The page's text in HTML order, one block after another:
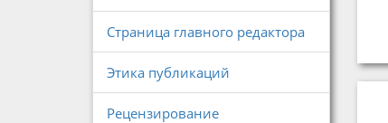
Страница главного редактора
Этика публикаций
Рецензирование